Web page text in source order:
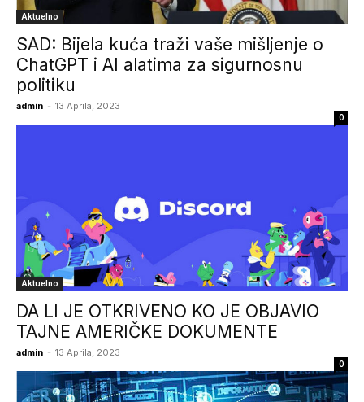
Aktuelno
SAD: Bijela kuća traži vaše mišljenje o
ChatGPT i AI alatima za sigurnosnu
politiku
admin - 13 Aprila, 2023
0
Aktuelno
DA LI JE OTKRIVENO KO JE OBJAVIO
TAJNE AMERIČKE DOKUMENTE
admin - 13 Aprila, 2023
0